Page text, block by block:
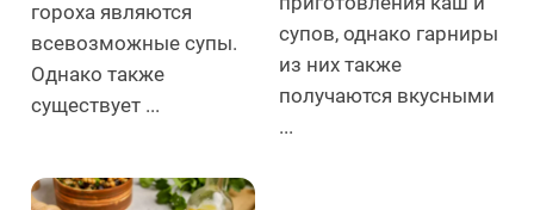
гороха являются
всевозможные супы.
Однако также
существует ...
супов, однако гарниры
из них также
получаются вкусными
...